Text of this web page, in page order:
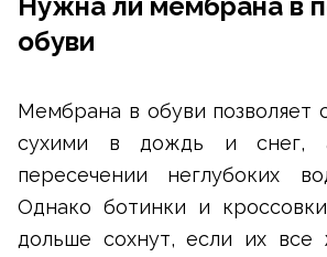
обуви
Мембрана в обуви позволяет
сухими в дождь и снег,
пересечении неглубоких
Однако ботинки и
дольше сохнут, если их все